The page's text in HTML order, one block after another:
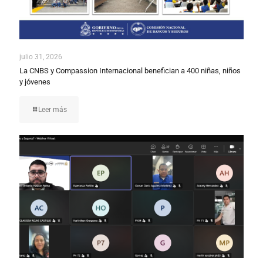
julio 31, 2026
La CNBS y Compassion Internacional benefician a 400 niñas, niños
y jóvenes
Leer más